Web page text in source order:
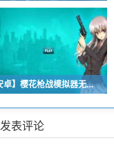
【安卓】樱花枪战模拟器无广告 v2.1 最新免费版下载
发表评论